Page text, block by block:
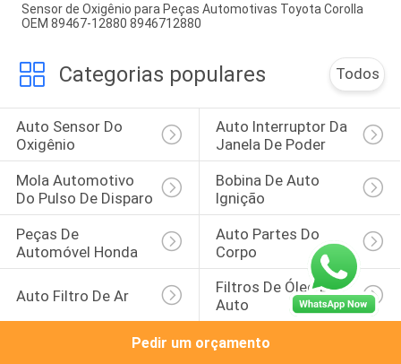
Sensor de Oxigênio para Peças Automotivas Toyota Corolla
OEM 89467-12880 8946712880
Categorias populares Todos
Auto Sensor Do
Oxigênio
Auto Interruptor Da
Janela De Poder
Mola Automotivo
Do Pulso De Disparo
Bobina De Auto
Ignição
Peças De
Automóvel Honda
Auto Partes Do
Corpo
Auto Filtro De Ar
Filtros De Óleo De
Auto
Pedir um orçamento